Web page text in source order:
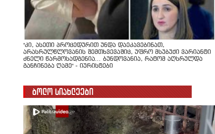
"კი, ასეთი პროცედურით უნდა დაეკავებინათ,
არასრულწლოვანის შემთხვევაშიც, უფრო მსუბუქი ვარიანტი
ძნელი წარმოსადგენია... ბუნდოვანია, რატომ აღსრულდა
განჩინება ღამე" - იურისტები
ბოლო სიახლეები